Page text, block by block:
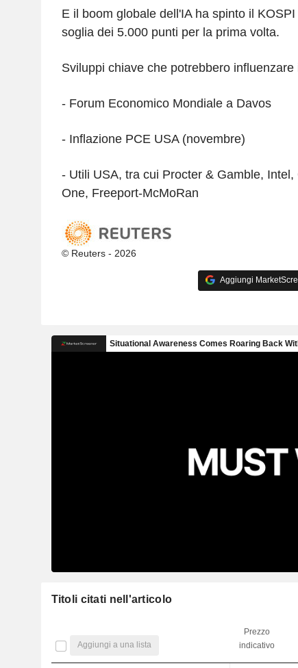
E il boom globale dell'IA ha spinto il
soglia dei 5.000 punti per la prima volta.
Sviluppi chiave che potrebbero
- Forum Economico Mondiale a Davos
- Inflazione PCE USA (novembre)
- Utili USA, tra cui Procter & Gamble,
One, Freeport-McMoRan
© Reuters - 2026
Aggiungi
Titoli citati nell'articolo
Aggiungi a una lista
Prezzo
indicativo